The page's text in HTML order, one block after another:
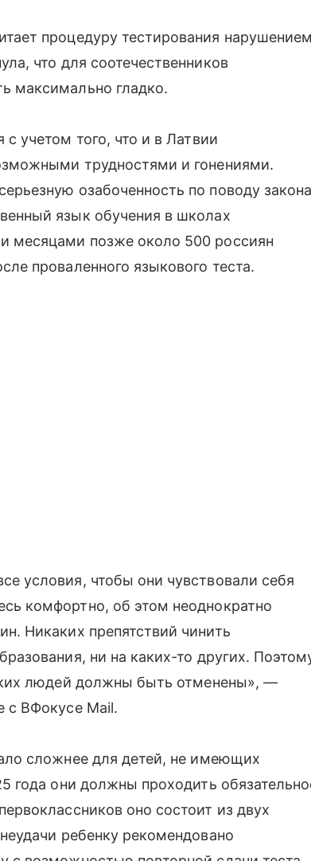
процедуру тестирования нарушением
что для соотечественников
максимально гладко.
учетом того, что и в Латвии
трудностями и гонениями.
озабоченность по поводу
язык обучения в школах
месяцами позже около 500 россиян
проваленного языкового теста.
условия, чтобы они чувствовали себя
комфортно, об этом неоднократно
Никаких препятствий чинить
ни на каких-то других.
людей должны быть отменены», —
с ВФокусе Mail.
сложнее для детей, не имеющих
года они должны проходить
оно состоит из двух
ребенку рекомендовано